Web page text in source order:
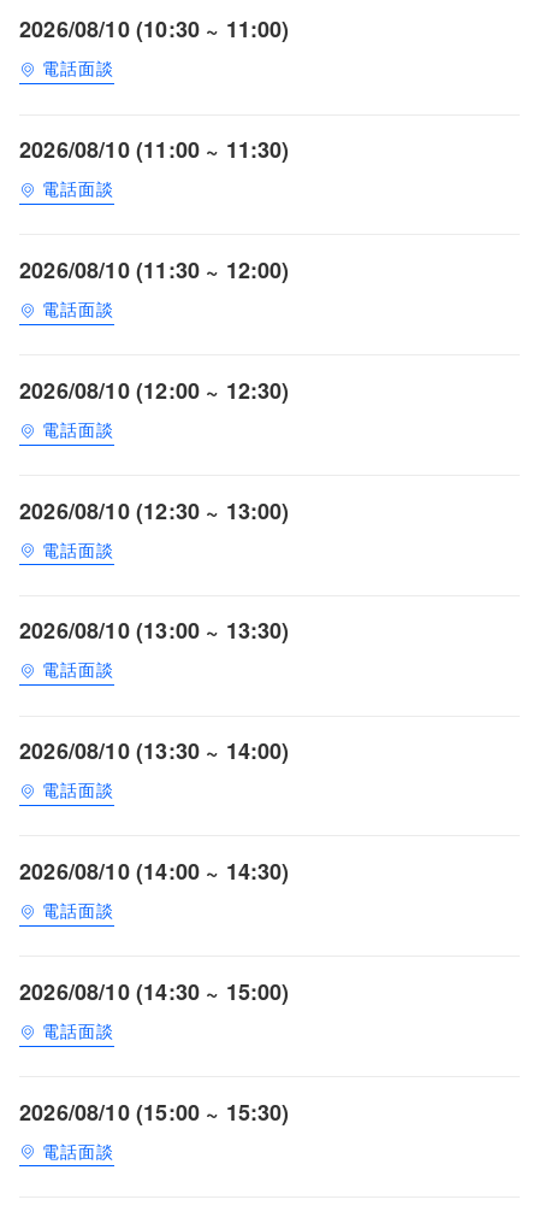
2026/08/10 (10:30 ~ 11:00)
電話面談
2026/08/10 (11:00 ~ 11:30)
電話面談
2026/08/10 (11:30 ~ 12:00)
電話面談
2026/08/10 (12:00 ~ 12:30)
電話面談
2026/08/10 (12:30 ~ 13:00)
電話面談
2026/08/10 (13:00 ~ 13:30)
電話面談
2026/08/10 (13:30 ~ 14:00)
電話面談
2026/08/10 (14:00 ~ 14:30)
電話面談
2026/08/10 (14:30 ~ 15:00)
電話面談
2026/08/10 (15:00 ~ 15:30)
電話面談